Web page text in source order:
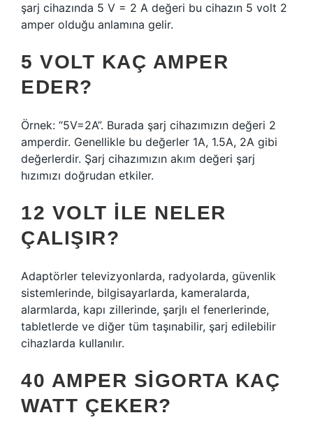
şarj cihazında 5 V = 2 A değeri bu cihazın 5 volt 2
amper olduğu anlamına gelir.
5 VOLT KAÇ AMPER
EDER?
Örnek: “5V=2A”. Burada şarj cihazımızın değeri 2
amperdir. Genellikle bu değerler 1A, 1.5A, 2A gibi
değerlerdir. Şarj cihazımızın akım değeri şarj
hızımızı doğrudan etkiler.
12 VOLT ILE NELER
ÇALIŞIR?
Adaptörler televizyonlarda, radyolarda, güvenlik
sistemlerinde, bilgisayarlarda, kameralarda,
alarmlarda, kapı zillerinde, şarjlı el fenerlerinde,
tabletlerde ve diğer tüm taşınabilir, şarj edilebilir
cihazlarda kullanılır.
40 AMPER SIGORTA KAÇ
WATT ÇEKER?